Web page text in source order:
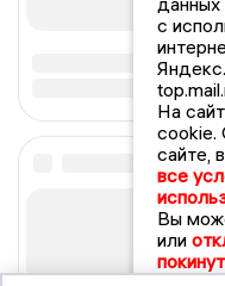
с
На
cookie.
сайте,
все
Вы
или